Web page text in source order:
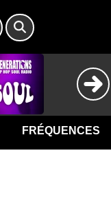
FRÉQUENCES